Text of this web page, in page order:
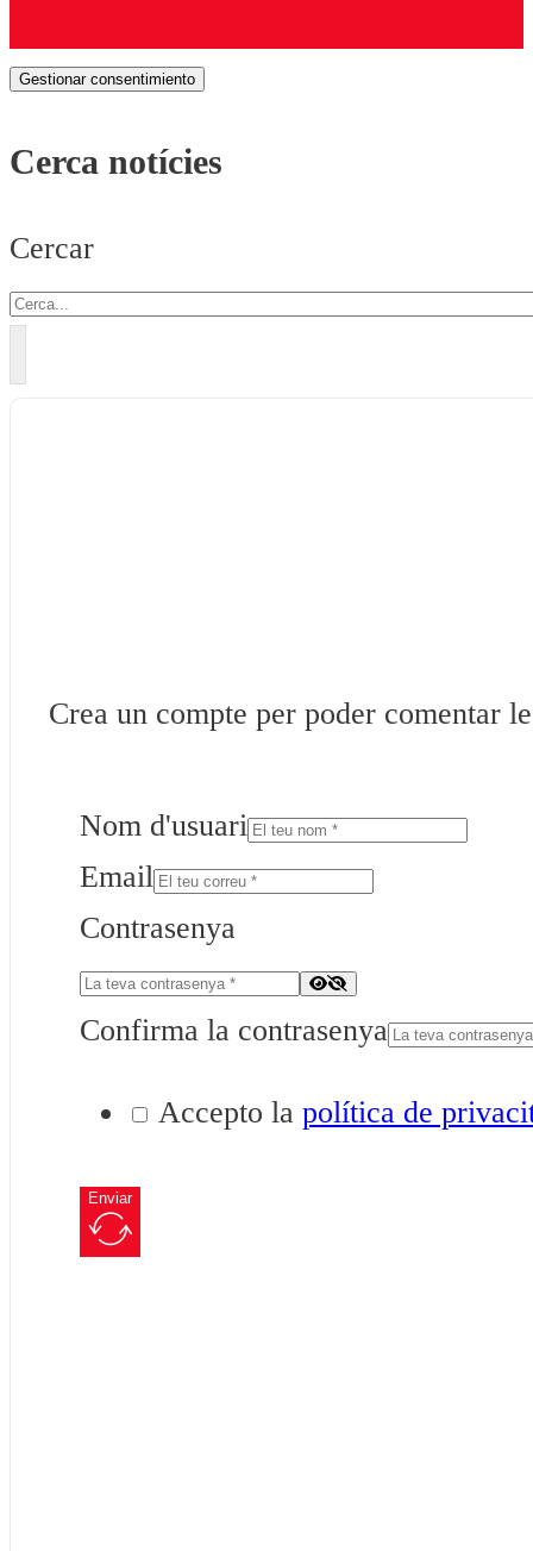
Gestionar consentimiento
Cerca notícies
Cercar
Crea un compte per poder comentar
Nom d'usuari
Email
Contrasenya
Confirma la contrasenya
Accepto la política de
Enviar